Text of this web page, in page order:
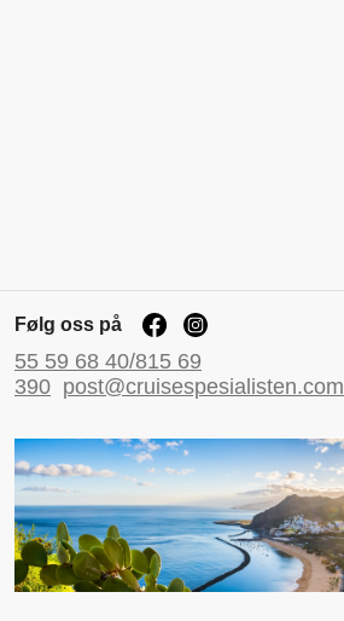
Følg oss på
55 59 68 40/815 69
390 post@cruisespesialisten.com